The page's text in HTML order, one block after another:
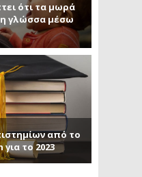
ότι τα μωρά
γλώσσα μέσω
από το
το 2023